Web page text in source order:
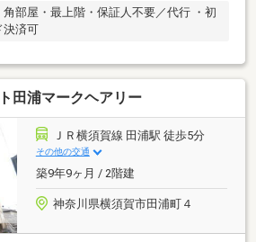
部屋・最上階・保証人不要／代行 ・初
決済可
田浦マークヘアリー
ＪＲ横須賀線 田浦駅 徒歩5分
その他の交通
築9年9ヶ月 / 2階建
神奈川県横須賀市田浦町４